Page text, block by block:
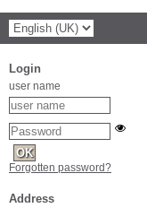
Login
user name
Forgotten password?
Address